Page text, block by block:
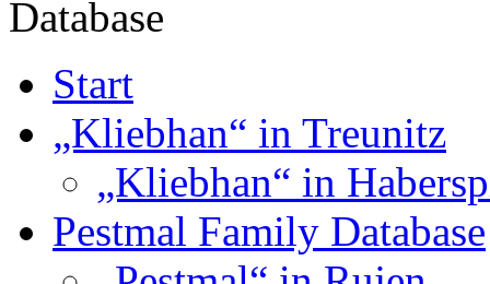
Start
„Kliebhan“ in Treunitz
„Kliebhan“ in
Pestmal Family Database